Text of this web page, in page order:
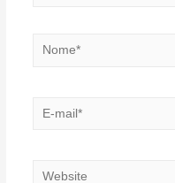
Nome*
E-
Website